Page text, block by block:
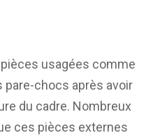
usagées comme
pare-chocs après avoir
du cadre. Nombreux
ces pièces externes